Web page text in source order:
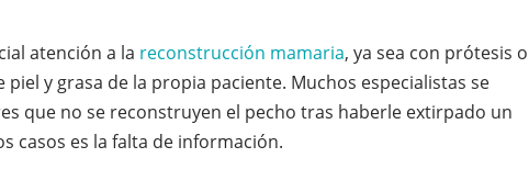
atención a la reconstrucción mamaria, ya sea con prótesis o
y grasa de la propia paciente. Muchos especialistas se
que no se reconstruyen el pecho tras haberle extirpado un
casos es la falta de información.